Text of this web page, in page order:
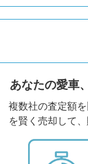
あなたの愛車
複数社の査定額
を賢く売却して